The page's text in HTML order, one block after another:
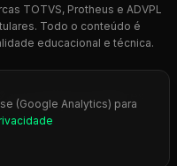
TOTVS, Protheus e ADVPL
Todo o conteúdo é
educacional e técnica.
para desenvolvedores
(Google Analytics) para